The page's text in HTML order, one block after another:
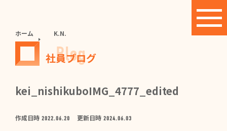
ホーム K.N.
Blog
社員ブログ
kei_nishikuboIMG_4777_edited
作成日時 2022.06.20 更新日時 2024.06.03